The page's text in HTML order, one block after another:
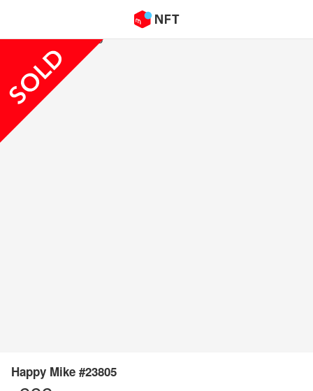
Happy Mike #23805